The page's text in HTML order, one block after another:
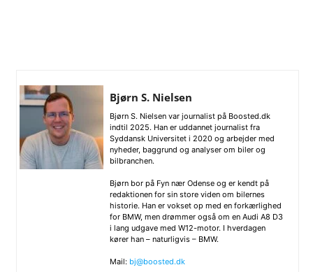
Bjørn S. Nielsen
Bjørn S. Nielsen var journalist på Boosted.dk
indtil 2025. Han er uddannet journalist fra
Syddansk Universitet i 2020 og arbejder med
nyheder, baggrund og analyser om biler og
bilbranchen.
Bjørn bor på Fyn nær Odense og er kendt på
redaktionen for sin store viden om bilernes
historie. Han er vokset op med en forkærlighed
for BMW, men drømmer også om en Audi A8 D3
i lang udgave med W12-motor. I hverdagen
kører han – naturligvis – BMW.
Mail: bj@boosted.dk